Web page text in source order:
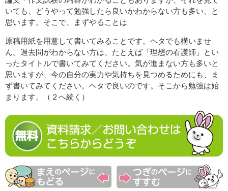
いても、どうやって勉強したら良いかわからない方も多い、と
思います。そこで、まずやることは
原稿用紙を用意して書いてみることです。ヘタでも構いませ
ん。過去問がわからない方は、たとえば「理想の看護師」とい
ったタイトルで書いてみてください。気が進まない方も多いと
思いますが、今の自分の実力や気持ちを見つめるためにも、ま
ず書いてみてください。ヘタで良いのです。そこから勉強は始
まります。（２へ続く）